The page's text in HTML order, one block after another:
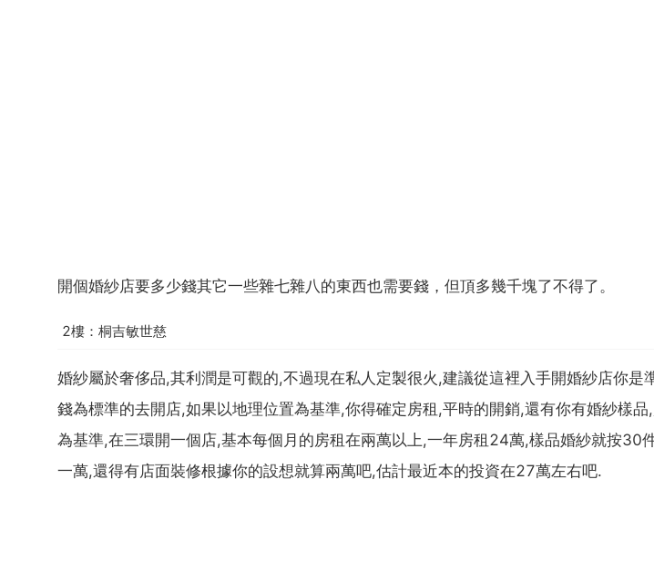
開個婚紗店要多少錢其它一些雜七雜八的東西也需要錢，但頂多幾千塊了不得了。
2樓：桐吉敏世慈
婚紗屬於奢侈品,其利潤是可觀的,不過現在私人定製很火,建議從這裡入手開婚紗店你是
錢為標準的去開店,如果以地理位置為基準,你得確定房租,平時的開銷,還有你有婚紗樣
為基準,在三環開一個店,基本每個月的房租在兩萬以上,一年房租24萬,樣品婚紗就按30
一萬,還得有店面裝修根據你的設想就算兩萬吧,估計最近本的投資在27萬左右吧.